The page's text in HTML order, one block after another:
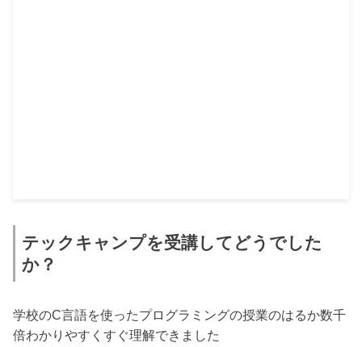
テックキャンプを受講してどうでした
か？
学校のC言語を使ったプログラミングの授業のはるか数千
倍わかりやすくすぐ理解できました